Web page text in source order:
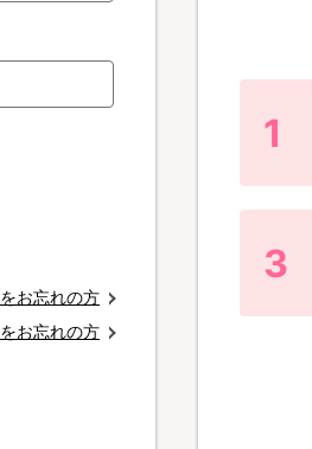
お忘れの方
お忘れの方
1
3